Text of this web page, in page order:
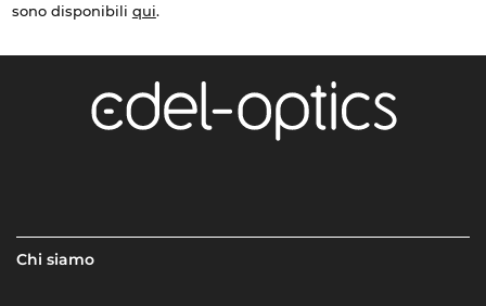
sono disponibili qui.
Chi siamo